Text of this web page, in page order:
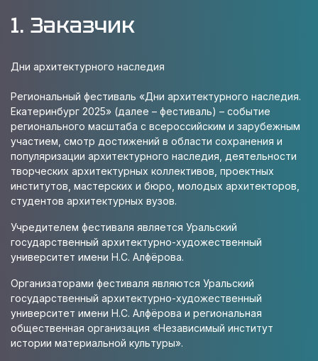
1. Заказчик
Дни архитектурного наследия
Региональный фестиваль «Дни архитектурного наследия.
Екатеринбург 2025» (далее – фестиваль) – событие
регионального масштаба с всероссийским и зарубежным
участием, смотр достижений в области сохранения и
популяризации архитектурного наследия, деятельности
творческих архитектурных коллективов, проектных
институтов, мастерских и бюро, молодых архитекторов,
студентов архитектурных вузов.
Учредителем фестиваля является Уральский
государственный архитектурно-художественный
университет имени Н.С. Алфёрова.
Организаторами фестиваля являются Уральский
государственный архитектурно-художественный
университет имени Н.С. Алфёрова и региональная
общественная организация «Независимый институт
истории материальной культуры».